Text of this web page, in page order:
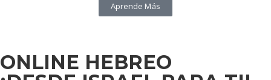
Aprende Más
ONLINE HEBREO